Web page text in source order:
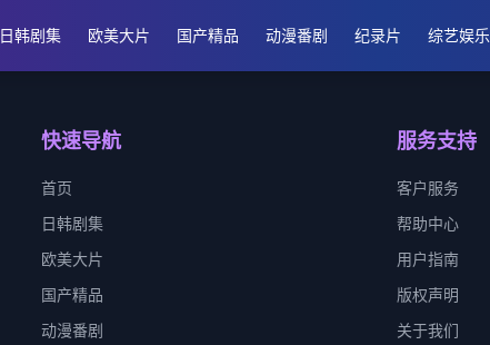
日韩剧集 欧美大片 国产精品 动漫番剧 纪录片 综艺娱乐
快速导航
首页
日韩剧集
欧美大片
国产精品
动漫番剧
服务支持
客户服务
帮助中心
用户指南
版权声明
关于我们